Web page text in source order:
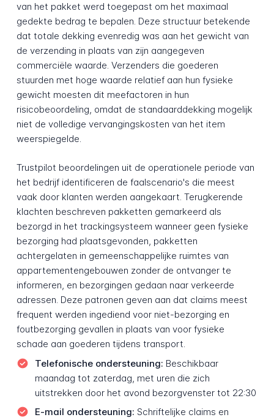
van het pakket werd toegepast om het maximaal
gedekte bedrag te bepalen. Deze structuur betekende
dat totale dekking evenredig was aan het gewicht van
de verzending in plaats van zijn aangegeven
commerciële waarde. Verzenders die goederen
stuurden met hoge waarde relatief aan hun fysieke
gewicht moesten dit meefactoren in hun
risicobeoordeling, omdat de standaarddekking mogelijk
niet de volledige vervangingskosten van het item
weerspiegelde.
Trustpilot beoordelingen uit de operationele periode van
het bedrijf identificeren de faalscenario's die meest
vaak door klanten werden aangekaart. Terugkerende
klachten beschreven pakketten gemarkeerd als
bezorgd in het trackingsysteem wanneer geen fysieke
bezorging had plaatsgevonden, pakketten
achtergelaten in gemeenschappelijke ruimtes van
appartementengebouwen zonder de ontvanger te
informeren, en bezorgingen gedaan naar verkeerde
adressen. Deze patronen geven aan dat claims meest
frequent werden ingediend voor niet-bezorging en
foutbezorging gevallen in plaats van voor fysieke
schade aan goederen tijdens transport.
Telefonische ondersteuning: Beschikbaar
maandag tot zaterdag, met uren die zich
uitstrekken door het avond bezorgvenster tot 22:30
E-mail ondersteuning: Schriftelijke claims en